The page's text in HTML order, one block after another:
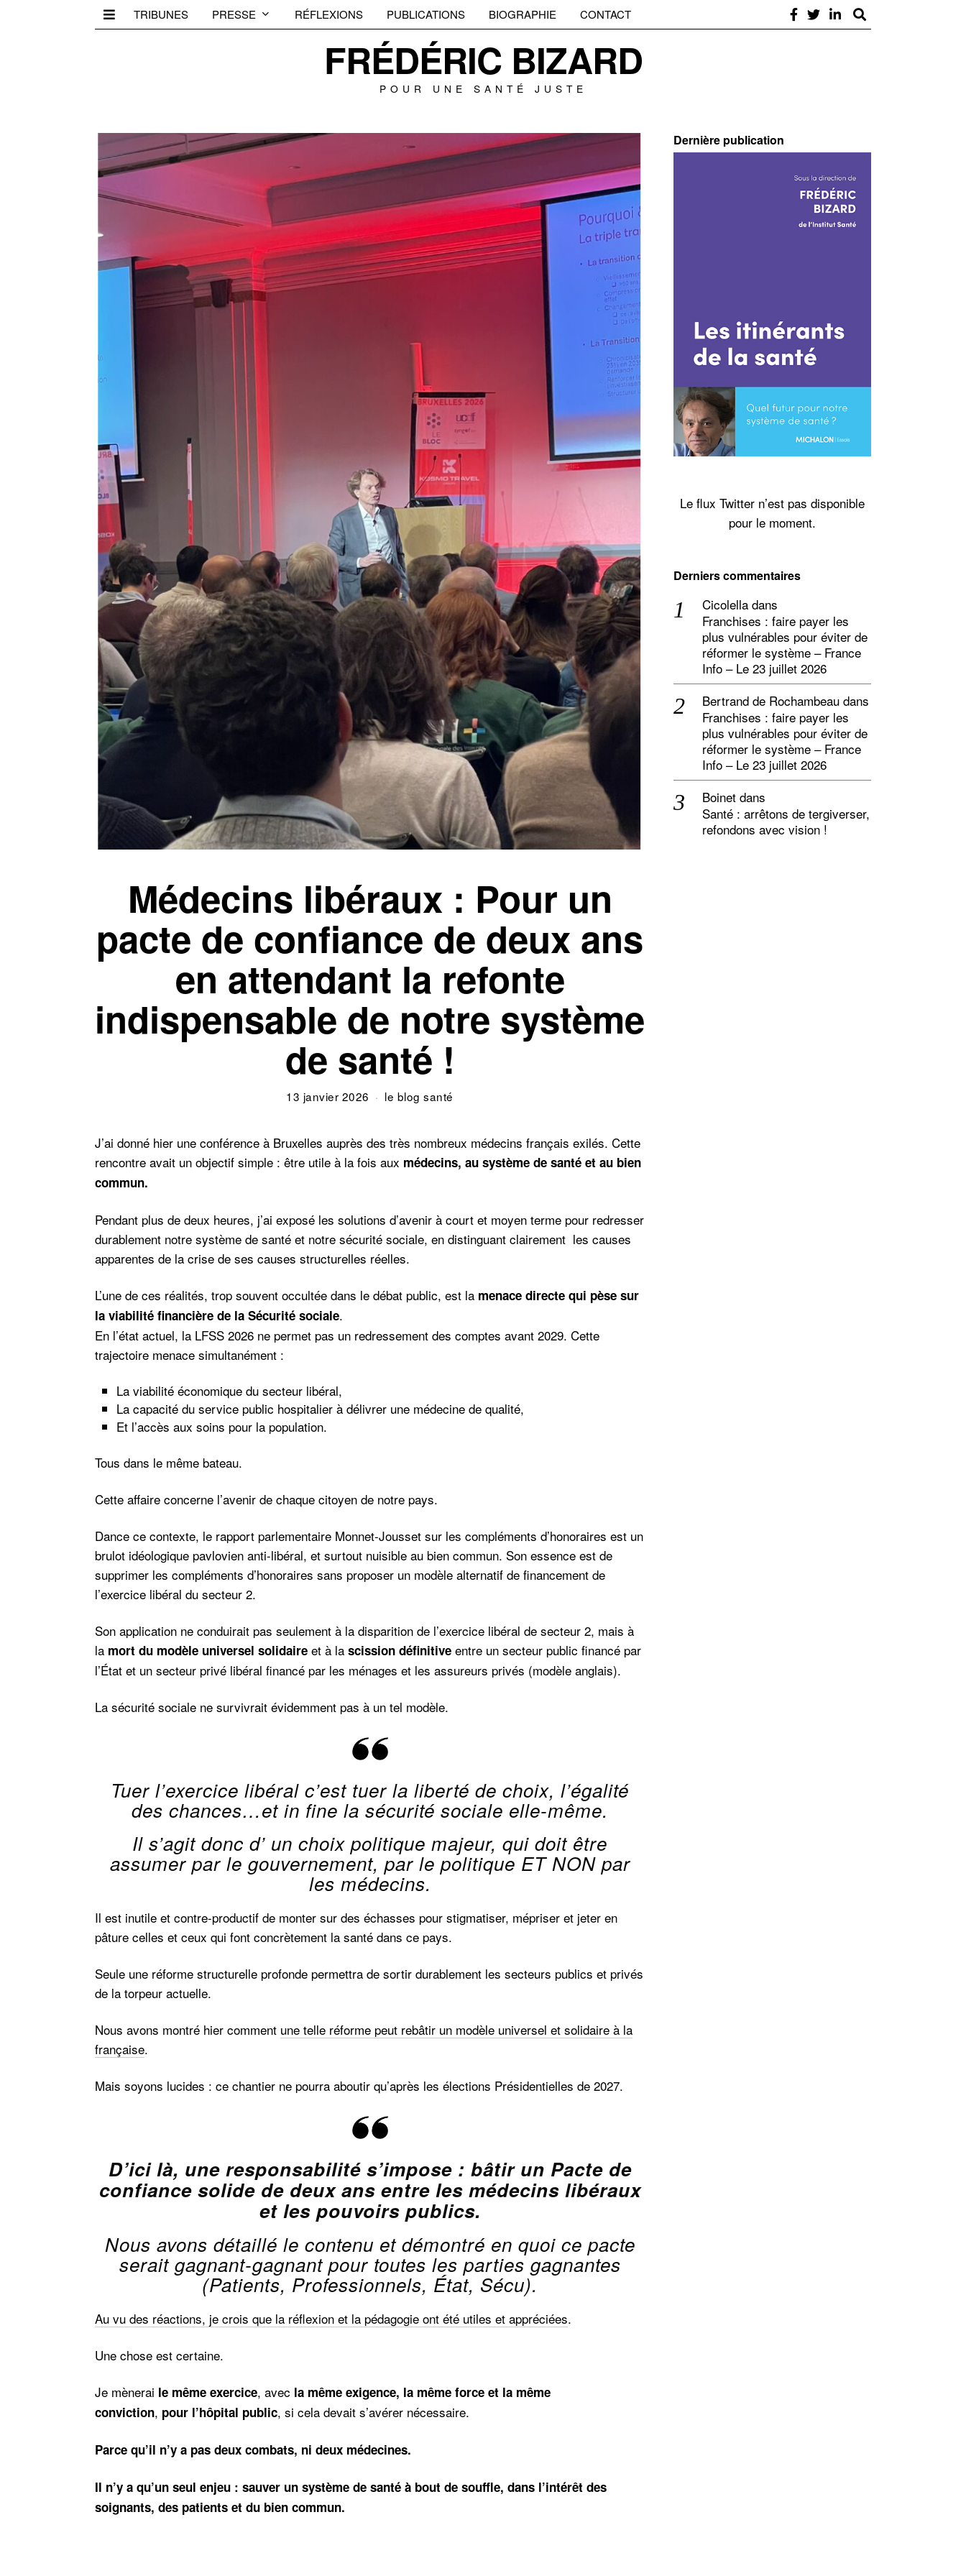
TRIBUNES PRESSE RÉFLEXIONS PUBLICATIONS BIOGRAPHIE CONTACT
FRÉDÉRIC BIZARD
POUR UNE SANTÉ JUSTE
Médecins libéraux : Pour un
pacte de confiance de deux ans
en attendant la refonte
indispensable de notre système
de santé !
13 janvier 2026 le blog santé
J’ai donné hier une conférence à Bruxelles auprès des très nombreux médecins français exilés. Cette
rencontre avait un objectif simple : être utile à la fois aux médecins, au système de santé et au bien
commun.
Pendant plus de deux heures, j’ai exposé les solutions d’avenir à court et moyen terme pour redresser
durablement notre système de santé et notre sécurité sociale, en distinguant clairement les causes
apparentes de la crise de ses causes structurelles réelles.
L’une de ces réalités, trop souvent occultée dans le débat public, est la menace directe qui pèse sur
la viabilité financière de la Sécurité sociale.
En l’état actuel, la LFSS 2026 ne permet pas un redressement des comptes avant 2029. Cette
trajectoire menace simultanément :
La viabilité économique du secteur libéral,
La capacité du service public hospitalier à délivrer une médecine de qualité,
Et l’accès aux soins pour la population.
Tous dans le même bateau.
Cette affaire concerne l’avenir de chaque citoyen de notre pays.
Dance ce contexte, le rapport parlementaire Monnet-Jousset sur les compléments d’honoraires est un
brulot idéologique pavlovien anti-libéral, et surtout nuisible au bien commun. Son essence est de
supprimer les compléments d’honoraires sans proposer un modèle alternatif de financement de
l’exercice libéral du secteur 2.
Son application ne conduirait pas seulement à la disparition de l’exercice libéral de secteur 2, mais à
la mort du modèle universel solidaire et à la scission définitive entre un secteur public financé par
l’État et un secteur privé libéral financé par les ménages et les assureurs privés (modèle anglais).
La sécurité sociale ne survivrait évidemment pas à un tel modèle.
Tuer l’exercice libéral c’est tuer la liberté de choix, l’égalité
des chances…et in fine la sécurité sociale elle-même.
Il s’agit donc d’ un choix politique majeur, qui doit être
assumer par le gouvernement, par le politique ET NON par
les médecins.
Il est inutile et contre-productif de monter sur des échasses pour stigmatiser, mépriser et jeter en
pâture celles et ceux qui font concrètement la santé dans ce pays.
Seule une réforme structurelle profonde permettra de sortir durablement les secteurs publics et privés
de la torpeur actuelle.
Nous avons montré hier comment une telle réforme peut rebâtir un modèle universel et solidaire à la
française.
Mais soyons lucides : ce chantier ne pourra aboutir qu’après les élections Présidentielles de 2027.
D’ici là, une responsabilité s’impose : bâtir un Pacte de
confiance solide de deux ans entre les médecins libéraux
et les pouvoirs publics.
Nous avons détaillé le contenu et démontré en quoi ce pacte
serait gagnant-gagnant pour toutes les parties gagnantes
(Patients, Professionnels, État, Sécu).
Au vu des réactions, je crois que la réflexion et la pédagogie ont été utiles et appréciées.
Une chose est certaine.
Je mènerai le même exercice, avec la même exigence, la même force et la même
conviction, pour l’hôpital public, si cela devait s’avérer nécessaire.
Parce qu’il n’y a pas deux combats, ni deux médecines.
Il n’y a qu’un seul enjeu : sauver un système de santé à bout de souffle, dans l’intérêt des
soignants, des patients et du bien commun.
Dernière publication
Le flux Twitter n’est pas disponible
pour le moment.
Derniers commentaires
Cicolella dans
Franchises : faire payer les
plus vulnérables pour éviter de
réformer le système – France
Info – Le 23 juillet 2026
Bertrand de Rochambeau dans
Franchises : faire payer les
plus vulnérables pour éviter de
réformer le système – France
Info – Le 23 juillet 2026
Boinet dans
Santé : arrêtons de tergiverser,
refondons avec vision !